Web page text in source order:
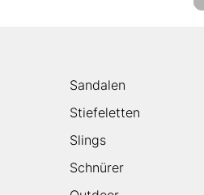
Sandalen
Stiefeletten
Slings
Schnürer